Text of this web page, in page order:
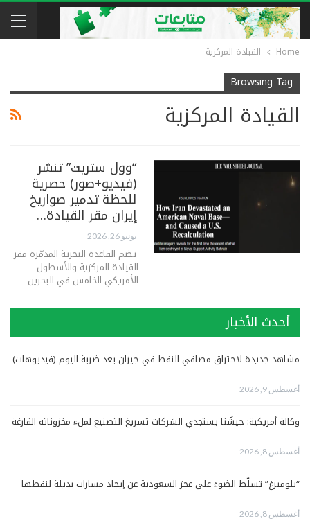
Home القيادة المركزية
Browsing Tag
القيادة المركزية
“وول ستريت” تنشر
(فيديو+صور) حصرية
للحظة تدمير صواريخ
إيران مقر القيادة…
يونيو 26, 2026
تضم القاعدة البحرية المدمّرة مقر
القيادة المركزية والأسطول
الأمريكي الخامس في البحرين
أحدث الأخبار
مشاهد جديدة لاحتراق مصافي النفط في جيزان بعد ضربة اليوم (فيديوهات)
أغسطس 9, 2026
وكالة أمريكية: جيشُنا يستجدي الشركات تسريعَ التصنيع لملء مخزوناته الفارغة
أغسطس 8, 2026
“بلومبرغ” تسلّط الضوءَ على عجز السعودية عن إيجاد مسارات بديلة لنفطها
أغسطس 8, 2026